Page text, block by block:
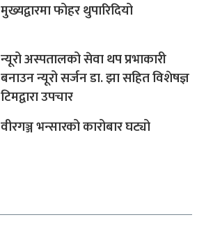
मुख्यद्वारमा फोहर थुपारिदियो
न्यूरो अस्पतालको सेवा थप प्रभाकारी
बनाउन न्यूरो सर्जन डा. झा सहित विशेषज्ञ
टिमद्वारा उपचार
वीरगञ्ज भन्सारको कारोबार घट्यो